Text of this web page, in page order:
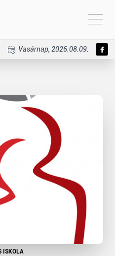
Vasárnap, 2026.08.09.
ISKOLA